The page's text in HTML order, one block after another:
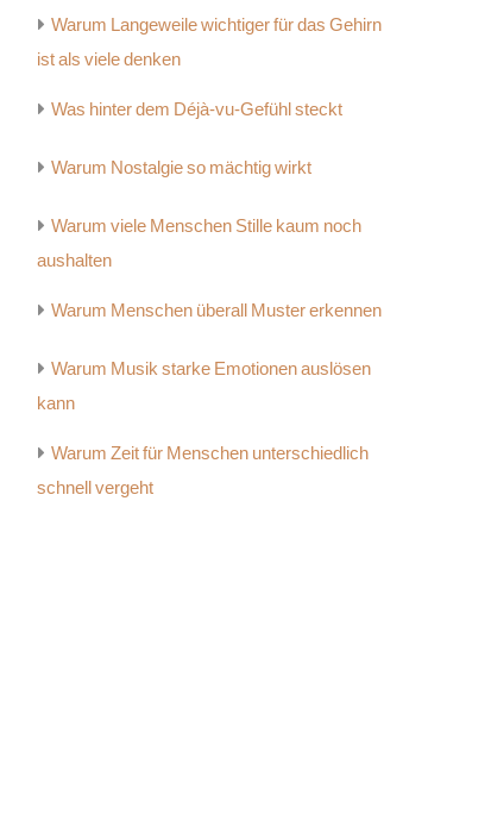
Warum Langeweile wichtiger für das Gehirn
ist als viele denken
Was hinter dem Déjà-vu-Gefühl steckt
Warum Nostalgie so mächtig wirkt
Warum viele Menschen Stille kaum noch
aushalten
Warum Menschen überall Muster erkennen
Warum Musik starke Emotionen auslösen
kann
Warum Zeit für Menschen unterschiedlich
schnell vergeht